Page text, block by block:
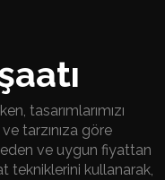
tasarımlarımızı
tarzınıza göre
ve uygun fiyattan
tekniklerini kullanarak,